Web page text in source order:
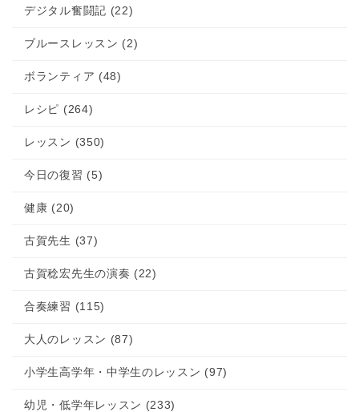
デジタル奮闘記 (22)
ブルースレッスン (2)
ボランティア (48)
レシピ (264)
レッスン (350)
今日の復習 (5)
健康 (20)
古賀先生 (37)
古賀稔宏先生の演奏 (22)
合奏練習 (115)
大人のレッスン (87)
小学生高学年・中学生のレッスン (97)
幼児・低学年レッスン (233)